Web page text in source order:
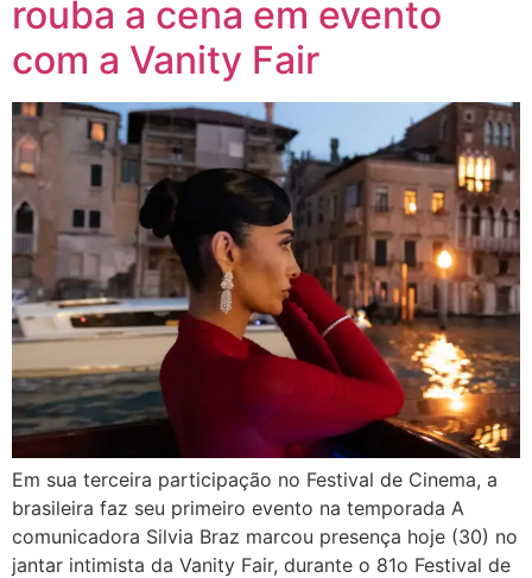
rouba a cena em evento
com a Vanity Fair
Em sua terceira participação no Festival de Cinema, a
brasileira faz seu primeiro evento na temporada A
comunicadora Silvia Braz marcou presença hoje (30) no
jantar intimista da Vanity Fair, durante o 81o Festival de